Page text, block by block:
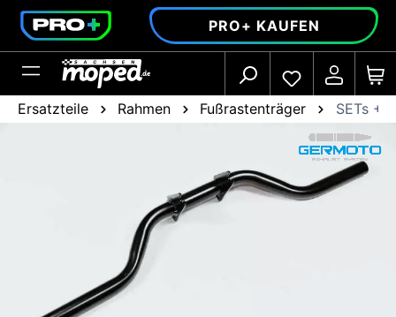
springen PRO+ KAUFEN
Ersatzteile Rahmen Fußrastenträger SETs +